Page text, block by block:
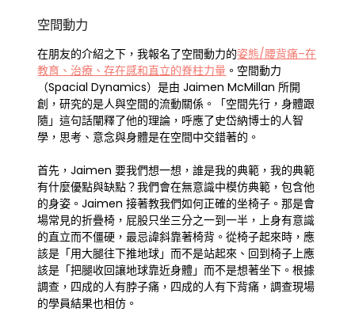
空間動力
在朋友的介紹之下，我報名了空間動力的姿態/腰背痛–在
教育、治療、存在感和直立的脊柱力量 。空間動力
（Spacial Dynamics）是由 Jaimen McMillan 所開
創，研究的是人與空間的流動關係。「空間先行，身體跟
隨」這句話闡釋了他的理論，呼應了史岱納博士的人智
學，思考、意念與身體是在空間中交錯著的。
首先，Jaimen 要我們想一想，誰是我的典範，我的典範
有什麼優點與缺點？我們會在無意識中模仿典範，包含他
的身姿。Jaimen 接著教我們如何正確的坐椅子。那是會
場常見的折疊椅，屁股只坐三分之一到一半，上身有意識
的直立而不僵硬，最忌諱斜靠著椅背。從椅子起來時，應
該是「用大腿往下推地球」而不是站起來、回到椅子上應
該是「把腿收回讓地球靠近身體」而不是想著坐下。根據
調查，四成的人有脖子痛，四成的人有下背痛，調查現場
的學員結果也相仿。